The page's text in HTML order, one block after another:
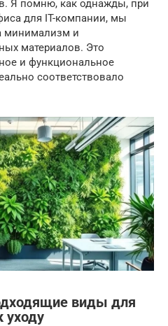
Я помню, как однажды, при
для IT-компании, мы
минимализм и
материалов. Это
и функциональное
соответствовало
виды для
уходу